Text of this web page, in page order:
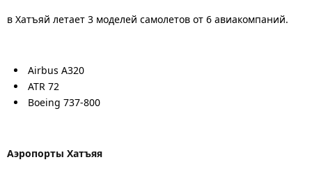
в Хатъяй летает 3 моделей самолетов от 6 авиакомпаний.
Airbus A320
ATR 72
Boeing 737-800
Аэропорты Хатъяя